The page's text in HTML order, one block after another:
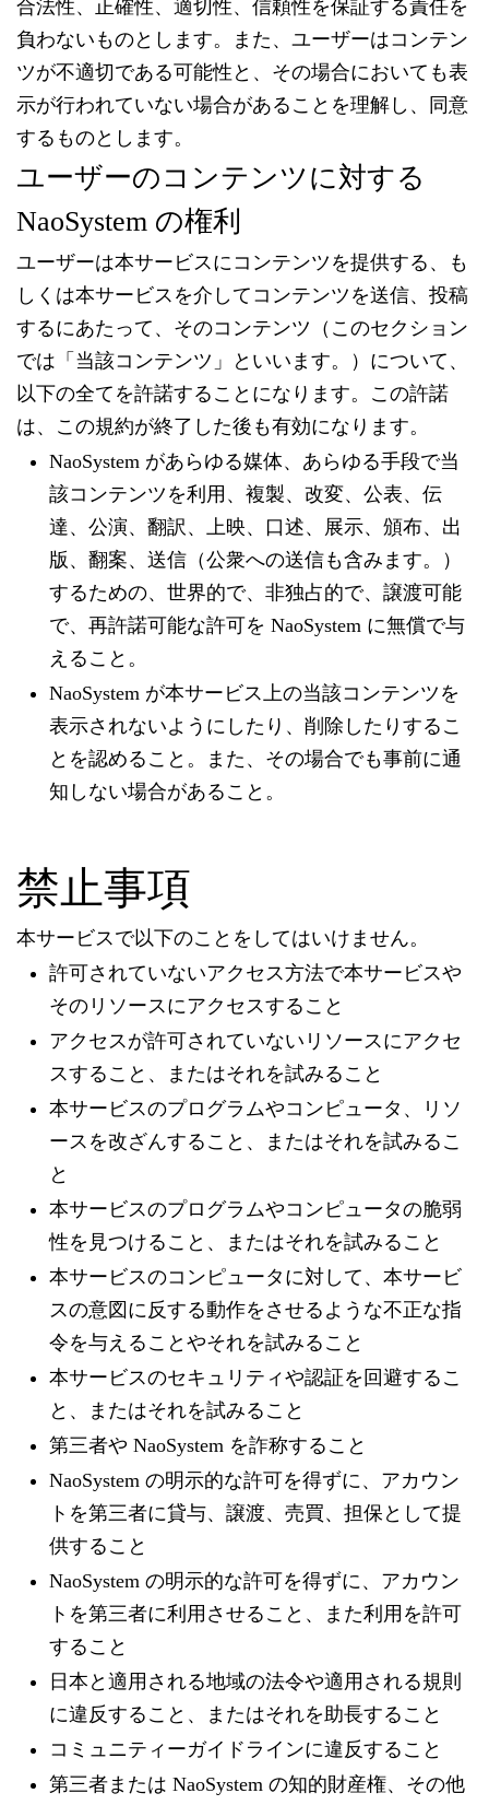
合法性、正確性、適切性、信頼性を保証する責任を
負わないものとします。また、ユーザーはコンテン
ツが不適切である可能性と、その場合においても表
示が行われていない場合があることを理解し、同意
するものとします。
ユーザーのコンテンツに対する
NaoSystem の権利
ユーザーは本サービスにコンテンツを提供する、も
しくは本サービスを介してコンテンツを送信、投稿
するにあたって、そのコンテンツ（このセクション
では「当該コンテンツ」といいます。）について、
以下の全てを許諾することになります。この許諾
は、この規約が終了した後も有効になります。
NaoSystem があらゆる媒体、あらゆる手段で当
該コンテンツを利用、複製、改変、公表、伝
達、公演、翻訳、上映、口述、展示、頒布、出
版、翻案、送信（公衆への送信も含みます。）
するための、世界的で、非独占的で、譲渡可能
で、再許諾可能な許可を NaoSystem に無償で与
えること。
NaoSystem が本サービス上の当該コンテンツを
表示されないようにしたり、削除したりするこ
とを認めること。また、その場合でも事前に通
知しない場合があること。
禁止事項
本サービスで以下のことをしてはいけません。
許可されていないアクセス方法で本サービスや
そのリソースにアクセスすること
アクセスが許可されていないリソースにアクセ
スすること、またはそれを試みること
本サービスのプログラムやコンピュータ、リソ
ースを改ざんすること、またはそれを試みるこ
と
本サービスのプログラムやコンピュータの脆弱
性を見つけること、またはそれを試みること
本サービスのコンピュータに対して、本サービ
スの意図に反する動作をさせるような不正な指
令を与えることやそれを試みること
本サービスのセキュリティや認証を回避するこ
と、またはそれを試みること
第三者や NaoSystem を詐称すること
NaoSystem の明示的な許可を得ずに、アカウン
トを第三者に貸与、譲渡、売買、担保として提
供すること
NaoSystem の明示的な許可を得ずに、アカウン
トを第三者に利用させること、また利用を許可
すること
日本と適用される地域の法令や適用される規則
に違反すること、またはそれを助長すること
コミュニティーガイドラインに違反すること
第三者または NaoSystem の知的財産権、その他